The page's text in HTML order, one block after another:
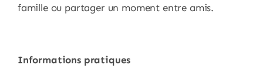
famille ou partager un moment entre amis.
Informations pratiques